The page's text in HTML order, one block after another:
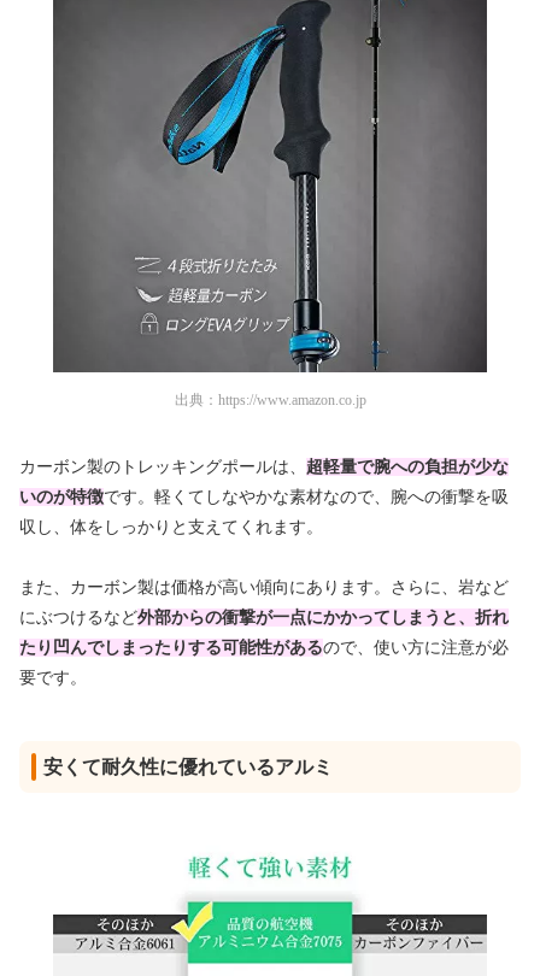
出典： https://www.amazon.co.jp
カーボン製のトレッキングポールは、 超軽量で腕への負担が少な
いのが特徴です。軽くてしなやかな素材なので、腕への衝撃を吸
収し、体をしっかりと支えてくれます。
また、カーボン製は価格が高い傾向にあります。さらに、岩など
にぶつけるなど外部からの衝撃が一点にかかってしまうと、折れ
たり凹んでしまったりする可能性があるので、使い方に注意が必
要です。
安くて耐久性に優れているアルミ